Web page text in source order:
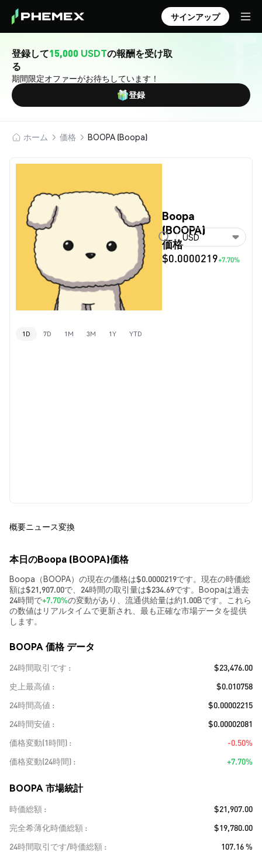
サインアップ
登録して15,000 USDTの報酬を受け取
る
期間限定オファーがお待ちしています！
登録
ホーム 価格 BOOPA (Boopa)
Boopa
(BOOPA)
価格
$0.0000219+7.70%
USD
1D 7D 1M 3M 1Y YTD
概要ニュース変換
本日のBoopa (BOOPA)価格
Boopa（BOOPA）の現在の価格は$0.0000219です。現在の時価総
額は$21,907.00で、24時間の取引量は$234.69です。Boopaは過去
24時間で+7.70%の変動があり、流通供給量は約1.00Bです。これら
の数値はリアルタイムで更新され、最も正確な市場データを提供
します。
BOOPA 価格 データ
24時間取引です
$23,476.00
史上最高値
$0.010758
24時間高値
$0.00002215
24時間安値
$0.00002081
価格変動(1時間)
-0.50%
価格変動(24時間)
+7.70%
BOOPA 市場統計
時価総額
$21,907.00
完全希薄化時価総額
$19,780.00
24時間取引です/時価総額
107.16 %